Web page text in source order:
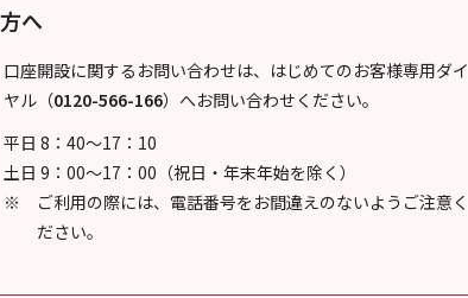
へ
口座開設に関するお問い合わせは、はじめてのお客様専用ダイ
ヤル （0120-566-166） へお問い合わせください。
平日 8：40～17：10
土日 9：00～17：00（祝日・年末年始を除く）
ご利用の際には、電話番号をお間違えのないようご注意く
ださい。